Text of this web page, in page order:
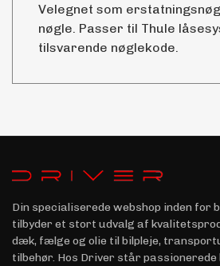
Velegnet som
nøgle. Passer til Thule
tilsvarende nøglekode.
Din specialiserede webshop inden for
tilbyder et stort udvalg af
dæk, fælge og olie til bilpleje,
tilbehør. Hos Driver står